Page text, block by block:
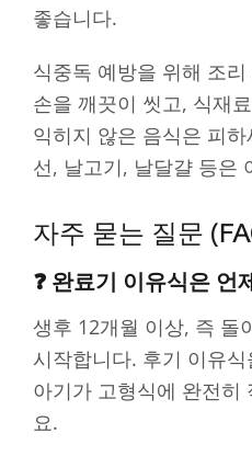
좋습니다.
식중독 예방을 위해 조
손을 깨끗이 씻고, 식재
익히지 않은 음식은 피
선, 날고기, 날달걀 등은
자주 묻는 질문
❓ 완료기 이유식은 언
생후 12개월 이상, 즉 돌
시작합니다. 후기 이유
아기가 고형식에 완전히
요.